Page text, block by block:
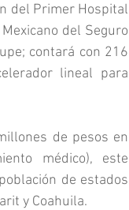
del Primer Hospital
del Seguro
contará con 216
lineal para
de pesos en
médico), este
de estados
y Coahuila.